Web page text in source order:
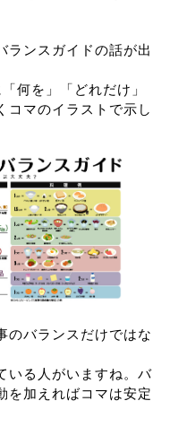
ランスガイドの話が出
何を」「どれだけ」
コマのイラストで示し
のバランスだけではな
いる人がいますね。バ
を加えればコマは安定